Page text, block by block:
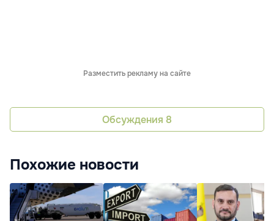
Разместить рекламу на сайте
Обсуждения 8
Похожие новости